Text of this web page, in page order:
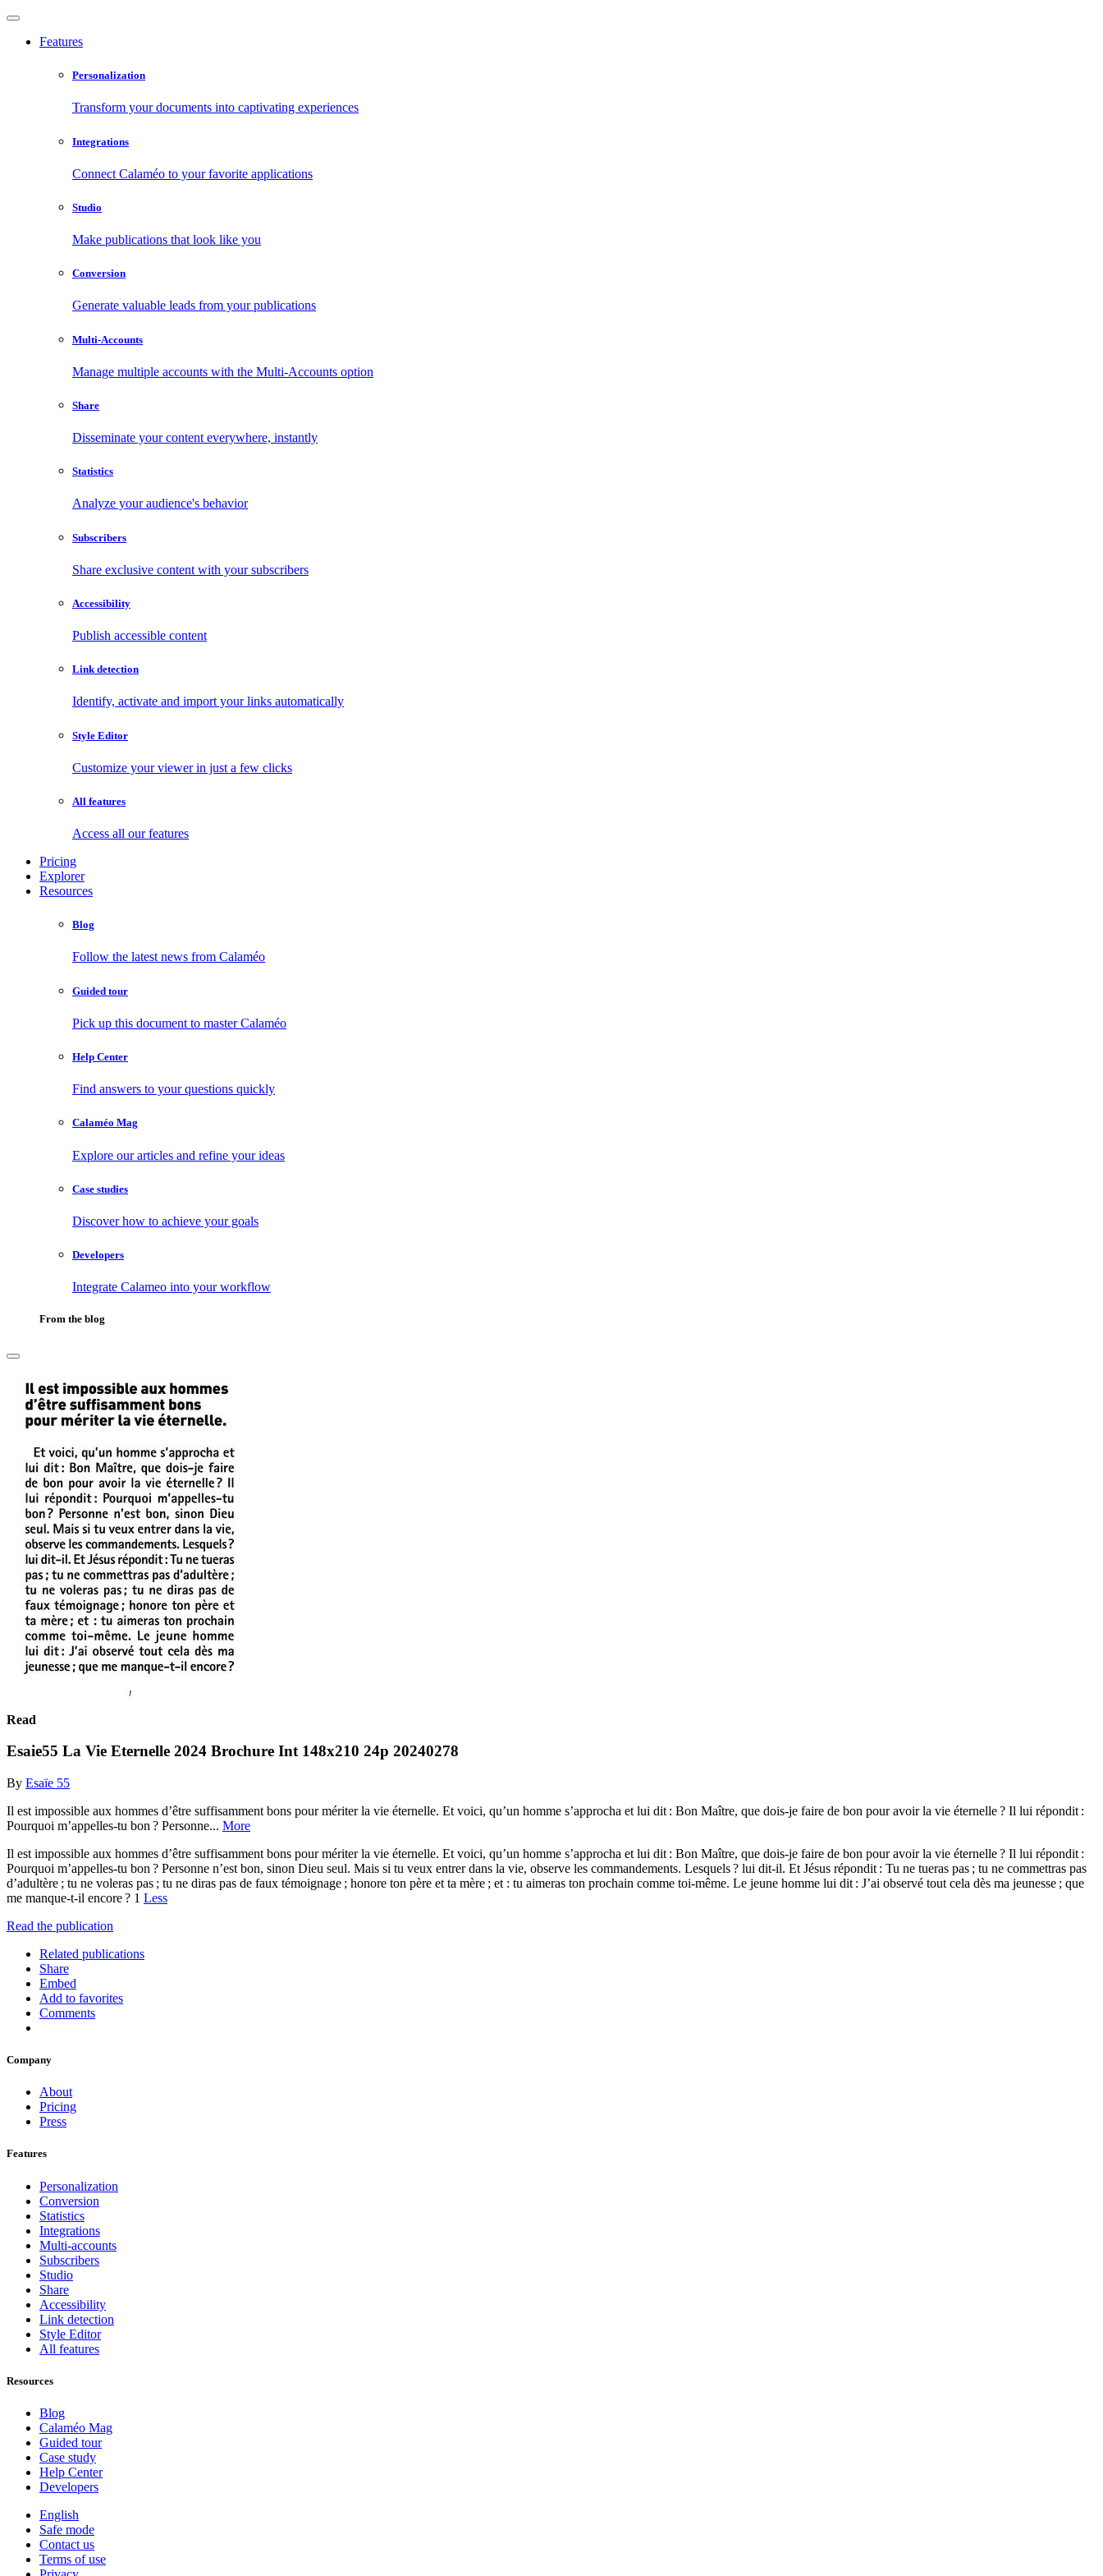
Features
Personalization
Transform your documents into captivating experiences
Integrations
Connect Calaméo to your favorite applications
Studio
Make publications that look like you
Conversion
Generate valuable leads from your publications
Multi-Accounts
Manage multiple accounts with the Multi-Accounts option
Share
Disseminate your content everywhere, instantly
Statistics
Analyze your audience's behavior
Subscribers
Share exclusive content with your subscribers
Accessibility
Publish accessible content
Link detection
Identify, activate and import your links automatically
Style Editor
Customize your viewer in just a few clicks
All features
Access all our features
Pricing
Explorer
Resources
Blog
Follow the latest news from Calaméo
Guided tour
Pick up this document to master Calaméo
Help Center
Find answers to your questions quickly
Calaméo Mag
Explore our articles and refine your ideas
Case studies
Discover how to achieve your goals
Developers
Integrate Calameo into your workflow
From the blog
Read
Esaie55 La Vie Eternelle 2024 Brochure Int 148x210 24p 20240278
By Esaïe 55
Il est impossible aux hommes d’être suffisamment bons pour mériter la vie éternelle. Et voici, qu’un homme s’approcha et lui dit : Bon Maître, que dois-je faire de bon pour avoir la vie éternelle ? Il lui répondit :
Pourquoi m’appelles-tu bon ? Personne... More
Il est impossible aux hommes d’être suffisamment bons pour mériter la vie éternelle. Et voici, qu’un homme s’approcha et lui dit : Bon Maître, que dois-je faire de bon pour avoir la vie éternelle ? Il lui répondit :
Pourquoi m’appelles-tu bon ? Personne n’est bon, sinon Dieu seul. Mais si tu veux entrer dans la vie, observe les commandements. Lesquels ? lui dit-il. Et Jésus répondit : Tu ne tueras pas ; tu ne commettras pas
d’adultère ; tu ne voleras pas ; tu ne diras pas de faux témoignage ; honore ton père et ta mère ; et : tu aimeras ton prochain comme toi-même. Le jeune homme lui dit : J’ai observé tout cela dès ma jeunesse ; que
me manque-t-il encore ? 1 Less
Read the publication
Related publications
Share
Embed
Add to favorites
Comments
Company
About
Pricing
Press
Features
Personalization
Conversion
Statistics
Integrations
Multi-accounts
Subscribers
Studio
Share
Accessibility
Link detection
Style Editor
All features
Resources
Blog
Calaméo Mag
Guided tour
Case study
Help Center
Developers
English
Safe mode
Contact us
Terms of use